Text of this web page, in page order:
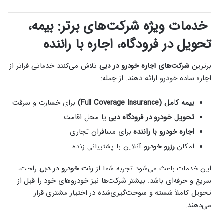
خدمات ویژه شرکت‌های برتر: بیمه،
تحویل در فرودگاه، اجاره با راننده
برترین شرکت‌های اجاره خودرو در دبی تلاش می‌کنند خدماتی فراتر از
اجاره ساده خودرو ارائه دهند. از جمله:
بیمه کامل (Full Coverage Insurance)
برای خسارت و سرقت
تحویل خودرو در فرودگاه دبی یا محل اقامت
اجاره خودرو با راننده برای مسافران تجاری
امکان رزرو خودرو آنلاین با پشتیبانی زنده
این خدمات باعث می‌شود تجربه شما از رنت خودرو در دبی راحت،
سریع و حرفه‌ای باشد. بیشتر شرکت‌ها نیز خودروهای خود را قبل از
تحویل کاملاً شسته و سوخت‌گیری‌شده در اختیار مشتری قرار
می‌دهند.